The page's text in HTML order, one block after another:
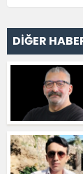
DİĞER